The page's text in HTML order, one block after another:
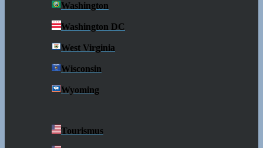
Washington
Washington DC
West Virginia
Wisconsin
Wyoming
Tourismus